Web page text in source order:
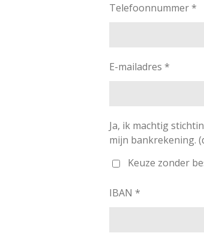
Telefoonnummer *
E-mailadres *
Ja, ik machtig
mijn bankrekening.
Keuze zonder
IBAN *